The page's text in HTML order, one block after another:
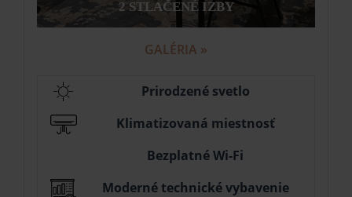
2 STLAČENÉ IZBY
GALÉRIA »
Prirodzené svetlo
Klimatizovaná miestnosť
Bezplatné Wi-Fi
Moderné technické vybavenie